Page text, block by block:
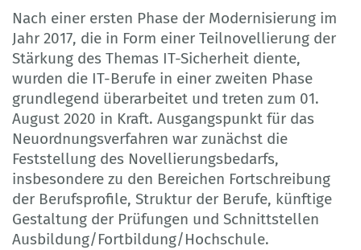
Nach einer ersten Phase der Modernisierung im
Jahr 2017, die in Form einer Teilnovellierung der
Stärkung des Themas IT-Sicherheit diente,
wurden die IT-Berufe in einer zweiten Phase
grundlegend überarbeitet und treten zum 01.
August 2020 in Kraft. Ausgangspunkt für das
Neuordnungsverfahren war zunächst die
Feststellung des Novellierungsbedarfs,
insbesondere zu den Bereichen Fortschreibung
der Berufsprofile, Struktur der Berufe, künftige
Gestaltung der Prüfungen und Schnittstellen
Ausbildung/Fortbildung/Hochschule.